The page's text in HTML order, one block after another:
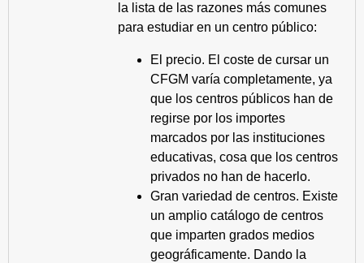
la lista de las razones más comunes
para estudiar en un centro público:
El precio. El coste de cursar un
CFGM varía completamente, ya
que los centros públicos han de
regirse por los importes
marcados por las instituciones
educativas, cosa que los centros
privados no han de hacerlo.
Gran variedad de centros. Existe
un amplio catálogo de centros
que imparten grados medios
geográficamente. Dando la